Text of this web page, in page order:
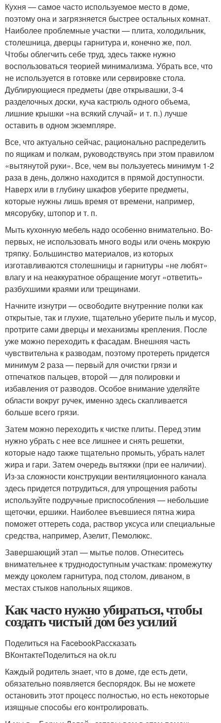
Кухня — самое часто используемое место в доме,
поэтому она и загрязняется быстрее остальных комнат.
Наиболее проблемные участки — плита, холодильник,
столешница, дверцы гарнитура и, конечно же, пол.
Чтобы облегчить себе труд, здесь также нужно
воспользоваться теорией минимализма. Убрать все, что
не используется в готовке или сервировке стола.
Дублирующиеся предметы (две открывашки, 3-4
разделочных доски, куча кастрюль одного объема,
лишние крышки «на всякий случай» и т. п.) лучше
оставить в одном экземпляре.
Все, что актуально сейчас, рационально распределить
по ящикам и полкам, руководствуясь при этом правилом
«вытянутой руки». Все, чем вы пользуетесь минимум 1-2
раза в день, должно находится в прямой доступности.
Наверх или в глубину шкафов уберите предметы,
которые нужны лишь время от времени, например,
мясорубку, штопор и т. п.
Мыть кухонную мебель надо особенно внимательно. Во-
первых, не использовать много воды или очень мокрую
тряпку. Большинство материалов, из которых
изготавливаются столешницы и гарнитуры «не любят»
влагу и на неаккуратное обращение могут «ответить»
разбухшими краями или трещинами.
Начните изнутри — освободите внутренние полки как
открытые, так и глухие, тщательно уберите пыль и мусор,
протрите сами дверцы и механизмы крепления. После
уже можно переходить к фасадам. Внешняя часть
чувствительна к разводам, поэтому протереть придется
минимум 2 раза — первый для очистки грязи и
отпечатков пальцев, второй — для полировки и
избавления от разводов. Особое внимание уделяйте
области вокруг ручек, именно здесь скапливается
больше всего грязи.
Затем можно переходить к чистке плиты. Перед этим
нужно убрать с нее все лишнее и снять решетки,
которые надо также тщательно промыть, убрать налет
жира и гари. Затем очередь вытяжки (при ее наличии).
Из-за сложности конструкции вентиляционного канала
здесь придется потрудиться, для упрощения работы
используйте подручные приспособления — небольшие
щеточки, ершики. Наиболее въевшиеся пятна жира
поможет оттереть сода, раствор уксуса или специальные
средства, например, Азелит, Пемолюкс.
Завершающий этап — мытье полов. Отнеситесь
внимательнее к труднодоступным участкам: промежутку
между цоколем гарнитура, под столом, диваном, в
местах стыков напольных ящиков.
Как часто нужно убираться, чтобы
создать чистый дом без усилий
Поделиться на FacebookРассказать
ВКонтактеПоделиться на ok.ru
Каждый родитель знает, что в доме, где есть дети,
обязательно появляется беспорядок. Вы не можете
остановить этот процесс полностью, но есть некоторые
изящные способы его контролировать.